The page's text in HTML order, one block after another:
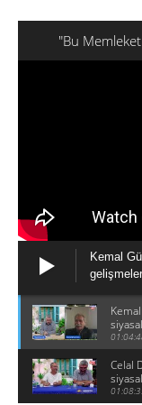
"Bu Memleket
Kemal
Celal